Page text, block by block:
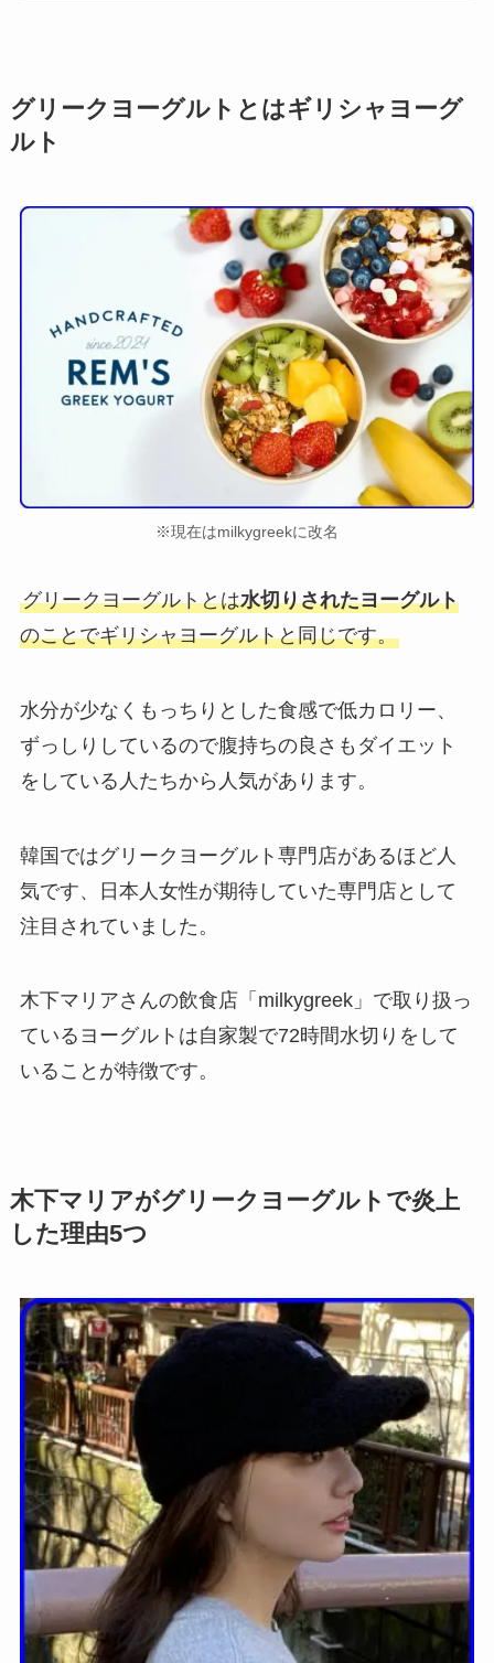
グリークヨーグルトとはギリシャヨーグ
ルト
※現在はmilkygreekに改名
グリークヨーグルトとは水切りされたヨーグルト
のことでギリシャヨーグルトと同じです。
水分が少なくもっちりとした食感で低カロリー、
ずっしりしているので腹持ちの良さもダイエット
をしている人たちから人気があります。
韓国ではグリークヨーグルト専門店があるほど人
気です、日本人女性が期待していた専門店として
注目されていました。
木下マリアさんの飲食店「milkygreek」で取り扱っ
ているヨーグルトは自家製で72時間水切りをして
いることが特徴です。
木下マリアがグリークヨーグルトで炎上
した理由5つ